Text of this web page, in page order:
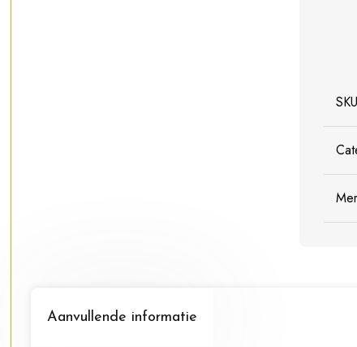
Aanvullende informatie